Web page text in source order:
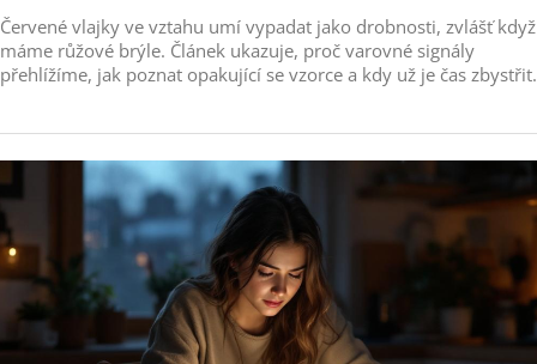
Červené vlajky ve vztahu umí vypadat jako drobnosti, zvlášť když
máme růžové brýle. Článek ukazuje, proč varovné signály
přehlížíme, jak poznat opakující se vzorce a kdy už je čas zbystřit.